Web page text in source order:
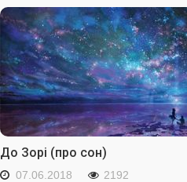
До Зорі (про сон)
07.06.2018 2192